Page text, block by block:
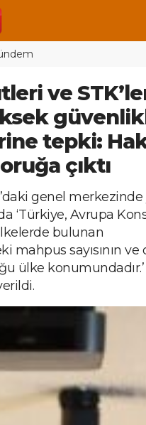
ve
tepki:
çıktı
genel merkezinde
‘Türkiye, Avrupa
bulunan
mahpus sayısının ve
ülke konumundadır.’